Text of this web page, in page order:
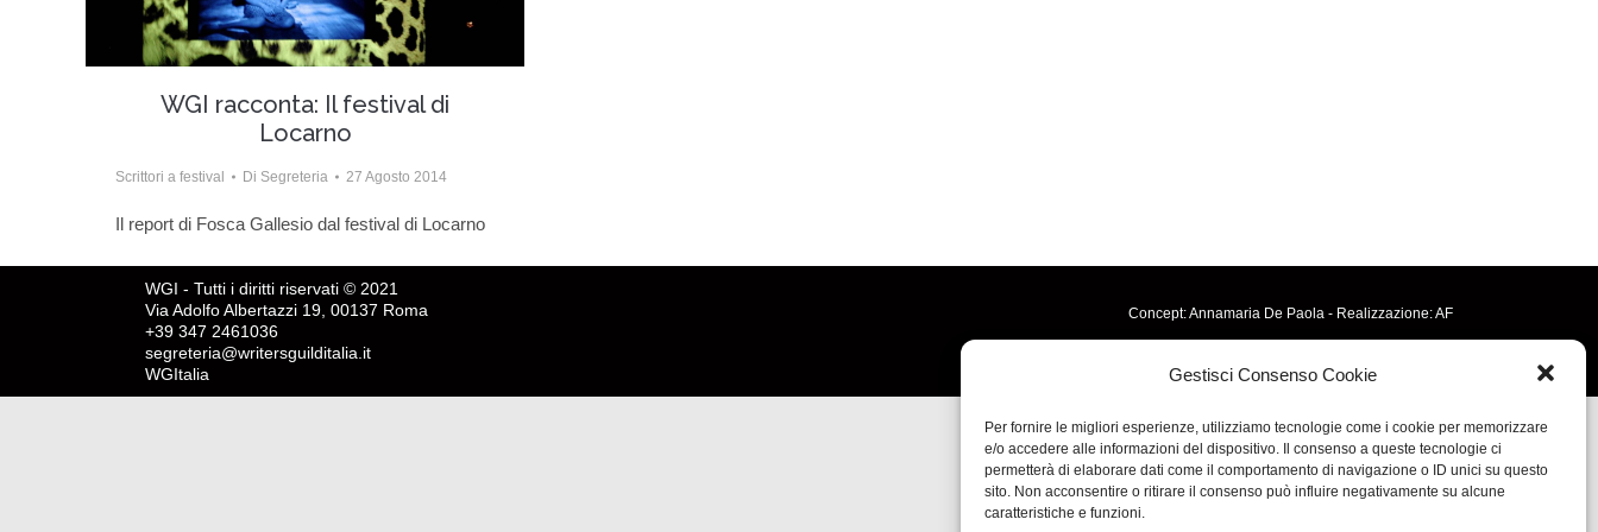
Gestisci Consenso Cookie
Per fornire le migliori esperienze, utilizziamo tecnologie come i cookie per memorizzare
e/o accedere alle informazioni del dispositivo. Il consenso a queste tecnologie ci
permetterà di elaborare dati come il comportamento di navigazione o ID unici su questo
sito. Non acconsentire o ritirare il consenso può influire negativamente su alcune
caratteristiche e funzioni.
WGI racconta: Il festival di
Locarno
Scrittori a festival Di Segreteria 27 Agosto 2014
Il report di Fosca Gallesio dal festival di Locarno
WGI - Tutti i diritti riservati © 2021
Via Adolfo Albertazzi 19, 00137 Roma
+39 347 2461036
segreteria@writersguilditalia.it
WGItalia
Concept: Annamaria De Paola - Realizzazione:AF